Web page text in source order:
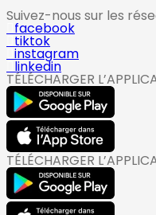
Suivez-nous sur les
facebook
tiktok
instagram
linkedin
TÉLÉCHARGER
TÉLÉCHARGER